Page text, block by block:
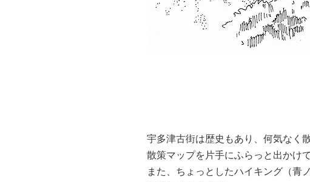
宇多津古街は歴史もあり、何気なく
散策マップを片手にふらっと出かけ
また、ちょっとしたハイキング（青